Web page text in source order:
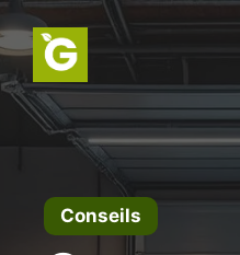
Aller
au
contenu
Conseils